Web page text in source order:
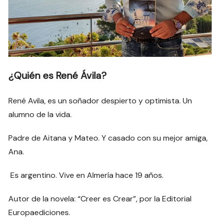
¿Quién es René Ávila?
René Avila, es un soñador despierto y optimista. Un
alumno de la vida.
Padre de Aitana y Mateo. Y casado con su mejor amiga,
Ana.
Es argentino. Vive en Almería hace 19 años.
Autor de la novela: “Creer es Crear”, por la Editorial
Europaediciones.